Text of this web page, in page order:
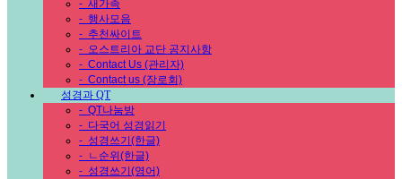
- 새가족
- 행사모음
- 추천싸이트
- 오스트리아 교단 공지사항
- Contact Us (관리자)
- Contact us (장로회)
성경과 QT
- QT나눔방
- 다국어 성경읽기
- 성경쓰기(한글)
- ㄴ순위(한글)
- 성경쓰기(영어)